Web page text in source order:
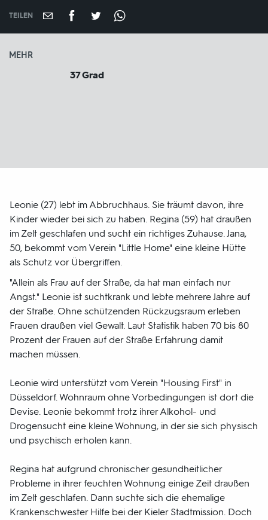
TEILEN
MEHR
37 Grad
Leonie (27) lebt im Abbruchhaus. Sie träumt davon, ihre
Kinder wieder bei sich zu haben. Regina (59) hat draußen
im Zelt geschlafen und sucht ein richtiges Zuhause. Jana,
50, bekommt vom Verein "Little Home" eine kleine Hütte
als Schutz vor Übergriffen.
"Allein als Frau auf der Straße, da hat man einfach nur
Angst." Leonie ist suchtkrank und lebte mehrere Jahre auf
der Straße. Ohne schützenden Rückzugsraum erleben
Frauen draußen viel Gewalt. Laut Statistik haben 70 bis 80
Prozent der Frauen auf der Straße Erfahrung damit
machen müssen.
Leonie wird unterstützt vom Verein "Housing First" in
Düsseldorf. Wohnraum ohne Vorbedingungen ist dort die
Devise. Leonie bekommt trotz ihrer Alkohol- und
Drogensucht eine kleine Wohnung, in der sie sich physisch
und psychisch erholen kann.
Regina hat aufgrund chronischer gesundheitlicher
Probleme in ihrer feuchten Wohnung einige Zeit draußen
im Zelt geschlafen. Dann suchte sich die ehemalige
Krankenschwester Hilfe bei der Kieler Stadtmission. Doch